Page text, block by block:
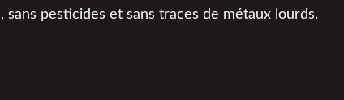
sans pesticides et sans traces de métaux lourds.